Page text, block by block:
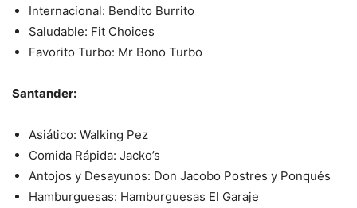
Internacional: Bendito Burrito
Saludable: Fit Choices
Favorito Turbo: Mr Bono Turbo
Santander:
Asiático: Walking Pez
Comida Rápida: Jacko’s
Antojos y Desayunos: Don Jacobo Postres y Ponqués
Hamburguesas: Hamburguesas El Garaje